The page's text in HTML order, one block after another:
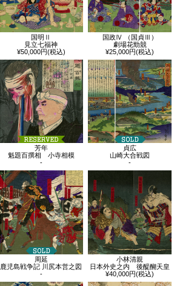
国明Ⅱ
見立七福神
¥50,000円(税込)
国政Ⅳ （国貞Ⅲ）
劇場花勁競
¥25,000円(税込)
芳年
魁題百撰相 小寺相模
-
貞広
山崎大合戦図
-
周延
鹿児島戦争記 川尻本営之図
-
小林清親
日本外史之内 後醍醐天皇
¥40,000円(税込)